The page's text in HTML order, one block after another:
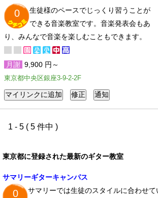
0
生徒様のペースでじっくり習うことが
できる音楽教室です。音楽発表会もあ
り、みんなで音楽を楽しむこともできます。
月謝 9,900 円～
東京都中央区銀座3-9-2-2F
1 - 5 ( 5 件中 )
東京都に登録された最新のギター教室
サマリーギターキャンパス
0
サマリーでは生徒のスタイルに合わせて